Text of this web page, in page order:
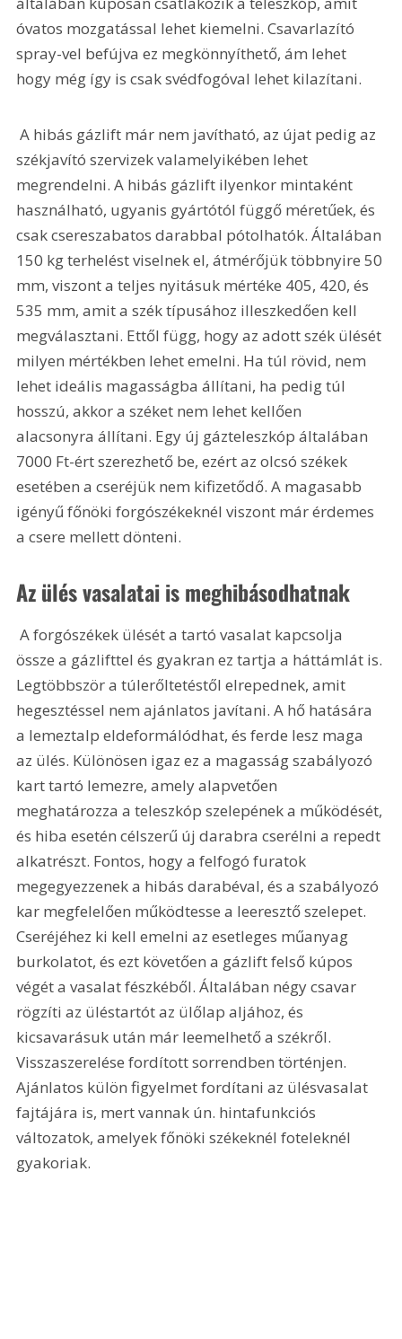
óvatos mozgatással lehet kiemelni. Csavarlazító
spray-vel befújva ez megkönnyíthető, ám lehet
hogy még így is csak svédfogóval lehet kilazítani.
A hibás gázlift már nem javítható, az újat pedig az
székjavító szervizek valamelyikében lehet
megrendelni. A hibás gázlift ilyenkor mintaként
használható, ugyanis gyártótól függő méretűek, és
csak csereszabatos darabbal pótolhatók. Általában
150 kg terhelést viselnek el, átmérőjük többnyire 50
mm, viszont a teljes nyitásuk mértéke 405, 420, és
535 mm, amit a szék típusához illeszkedően kell
megválasztani. Ettől függ, hogy az adott szék ülését
milyen mértékben lehet emelni. Ha túl rövid, nem
lehet ideális magasságba állítani, ha pedig túl
hosszú, akkor a széket nem lehet kellően
alacsonyra állítani. Egy új gázteleszkóp általában
7000 Ft-ért szerezhető be, ezért az olcsó székek
esetében a cseréjük nem kifizetődő. A magasabb
igényű főnöki forgószékeknél viszont már érdemes
a csere mellett dönteni.
Az ülés vasalatai is meghibásodhatnak
A forgószékek ülését a tartó vasalat kapcsolja
össze a gázlifttel és gyakran ez tartja a háttámlát is.
Legtöbbször a túlerőltetéstől elrepednek, amit
hegesztéssel nem ajánlatos javítani. A hő hatására
a lemeztalp eldeformálódhat, és ferde lesz maga
az ülés. Különösen igaz ez a magasság szabályozó
kart tartó lemezre, amely alapvetően
meghatározza a teleszkóp szelepének a működését,
és hiba esetén célszerű új darabra cserélni a repedt
alkatrészt. Fontos, hogy a felfogó furatok
megegyezzenek a hibás darabéval, és a szabályozó
kar megfelelően működtesse a leeresztő szelepet.
Cseréjéhez ki kell emelni az esetleges műanyag
burkolatot, és ezt követően a gázlift felső kúpos
végét a vasalat fészkéből. Általában négy csavar
rögzíti az üléstartót az ülőlap aljához, és
kicsavarásuk után már leemelhető a székről.
Visszaszerelése fordított sorrendben történjen.
Ajánlatos külön figyelmet fordítani az ülésvasalat
fajtájára is, mert vannak ún. hintafunkciós
változatok, amelyek főnöki székeknél foteleknél
gyakoriak.